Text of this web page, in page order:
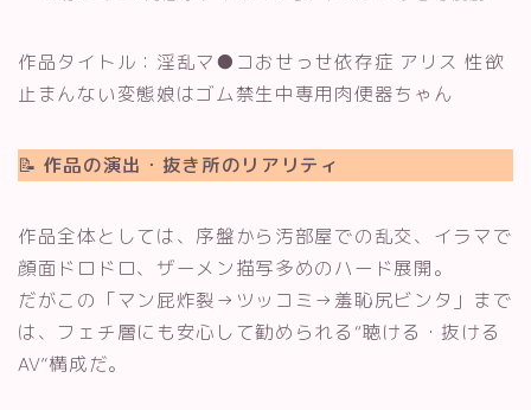
作品タイトル：淫乱マ●コおせっせ依存症 アリス 性欲
止まんない変態娘はゴム禁生中専用肉便器ちゃん
📝 作品の演出・抜き所のリアリティ
作品全体としては、序盤から汚部屋での乱交、イラマで
顔面ドロドロ、ザーメン描写多めのハード展開。
だがこの「マン屁炸裂→ツッコミ→羞恥尻ビンタ」まで
は、フェチ層にも安心して勧められる“聴ける・抜ける
AV”構成だ。